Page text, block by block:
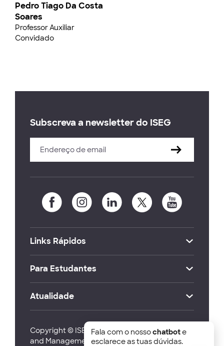
Pedro Tiago Da Costa
Soares
Professor Auxiliar
Convidado
Subscreva a newsletter do ISEG
Links Rápidos
Para Estudantes
Atualidade
Copyright © ISEG Lisbon School of Economics
and Management 2026
Fala com o nossochatbote
esclarece as tuas dúvidas.